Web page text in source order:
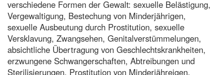
verschiedene Formen der Gewalt: sexuelle Belästigung,
Vergewaltigung, Bestechung von Minderjährigen,
sexuelle Ausbeutung durch Prostitution, sexuelle
Versklavung, Zwangsehen, Genitalverstümmelungen,
absichtliche Übertragung von Geschlechtskrankheiten,
erzwungene Schwangerschaften, Abtreibungen und
Sterilisierungen, Prostitution von Minderjähreigen.